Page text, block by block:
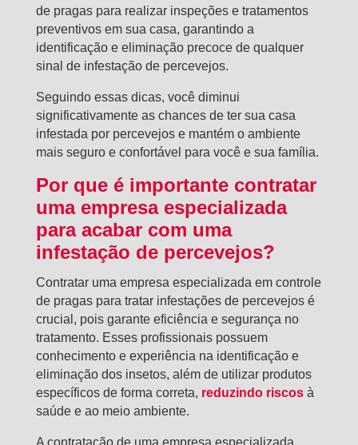
de pragas para realizar inspeções e tratamentos
preventivos em sua casa, garantindo a
identificação e eliminação precoce de qualquer
sinal de infestação de percevejos.
Seguindo essas dicas, você diminui
significativamente as chances de ter sua casa
infestada por percevejos e mantém o ambiente
mais seguro e confortável para você e sua família.
Por que é importante contratar
uma empresa especializada
para acabar com uma
infestação de percevejos?
Contratar uma empresa especializada em controle
de pragas para tratar infestações de percevejos é
crucial, pois garante eficiência e segurança no
tratamento. Esses profissionais possuem
conhecimento e experiência na identificação e
eliminação dos insetos, além de utilizar produtos
específicos de forma correta, reduzindo riscosà
saúde e ao meio ambiente.
A contratação de uma empresa especializada